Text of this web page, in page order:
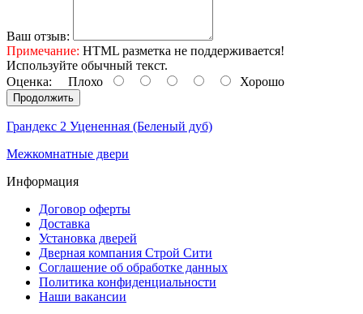
Ваш отзыв:
Примечание: HTML разметка не поддерживается!
Используйте обычный текст.
Оценка: Плохо Хорошо
Продолжить
Грандекс 2 Уцененная (Беленый дуб)
Межкомнатные двери
Информация
Договор оферты
Доставка
Установка дверей
Дверная компания Строй Сити
Соглашение об обработке данных
Политика конфиденциальности
Наши вакансии